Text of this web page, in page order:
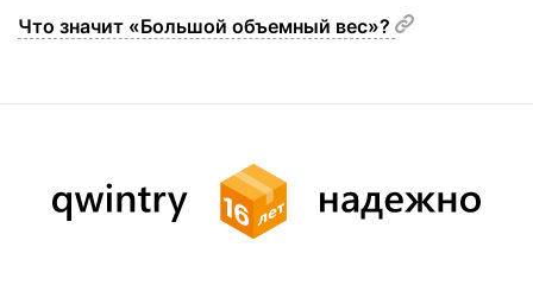
Что значит «Большой объемный вес»?